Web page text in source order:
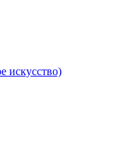
искусство)